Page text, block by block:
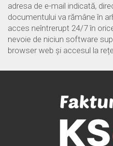
adresa de e-mail indicată,
documentului va rămâne în
acces neîntrerupt 24/7 în
nevoie de niciun software
browser web și accesul la